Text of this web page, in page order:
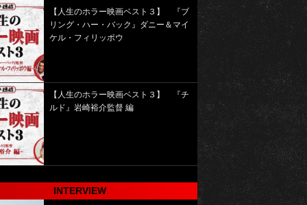
【人生のホラー映画ベスト３】 『ブ
リング・ハー・バック』ダニー＆マイ
ケル・フィリッポウ
【人生のホラー映画ベスト３】 『チ
ルド』岩崎裕介監督 編
INTERVIEW